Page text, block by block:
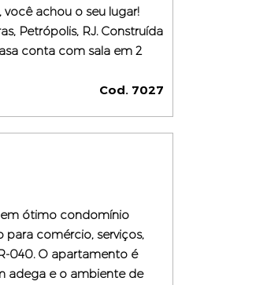
achou o seu lugar!
Petrópolis, RJ. Construída
conta com sala em 2
Cod. 7027
ótimo condomínio
para comércio, serviços,
040. O apartamento é
adega e o ambiente de